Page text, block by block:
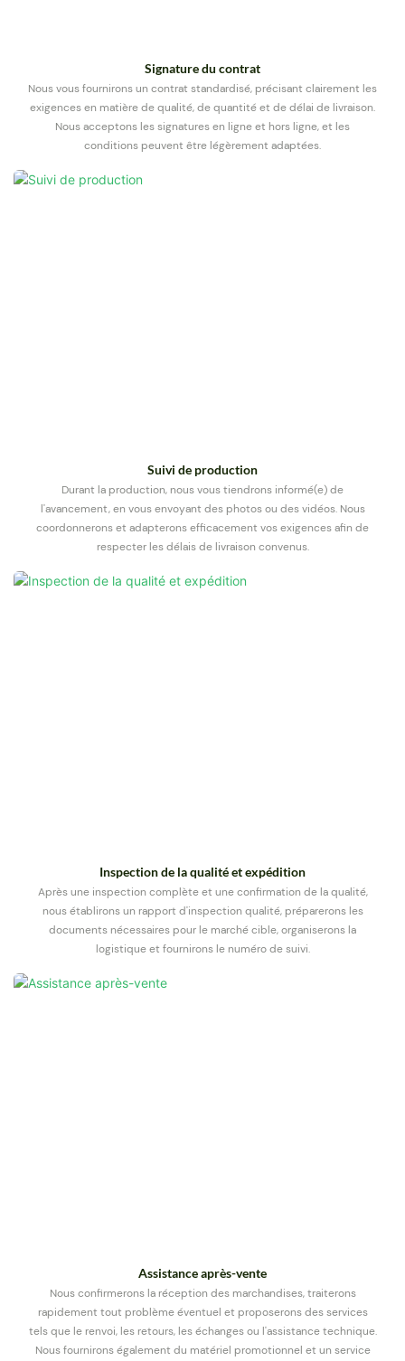
Signature du contrat
Nous vous fournirons un contrat standardisé, précisant clairement les
exigences en matière de qualité, de quantité et de délai de livraison.
Nous acceptons les signatures en ligne et hors ligne, et les
conditions peuvent être légèrement adaptées.
Suivi de production
Durant la production, nous vous tiendrons informé(e) de
l'avancement, en vous envoyant des photos ou des vidéos. Nous
coordonnerons et adapterons efficacement vos exigences afin de
respecter les délais de livraison convenus.
Inspection de la qualité et expédition
Après une inspection complète et une confirmation de la qualité,
nous établirons un rapport d'inspection qualité, préparerons les
documents nécessaires pour le marché cible, organiserons la
logistique et fournirons le numéro de suivi.
Assistance après-vente
Nous confirmerons la réception des marchandises, traiterons
rapidement tout problème éventuel et proposerons des services
tels que le renvoi, les retours, les échanges ou l'assistance technique.
Nous fournirons également du matériel promotionnel et un service